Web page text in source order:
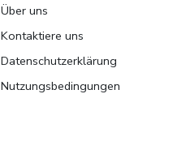
Über uns
Kontaktiere uns
Datenschutzerklärung
Nutzungsbedingungen